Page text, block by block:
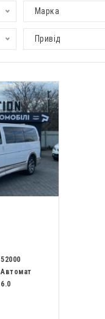
Марка
Привід
52000
Автомат
6.0